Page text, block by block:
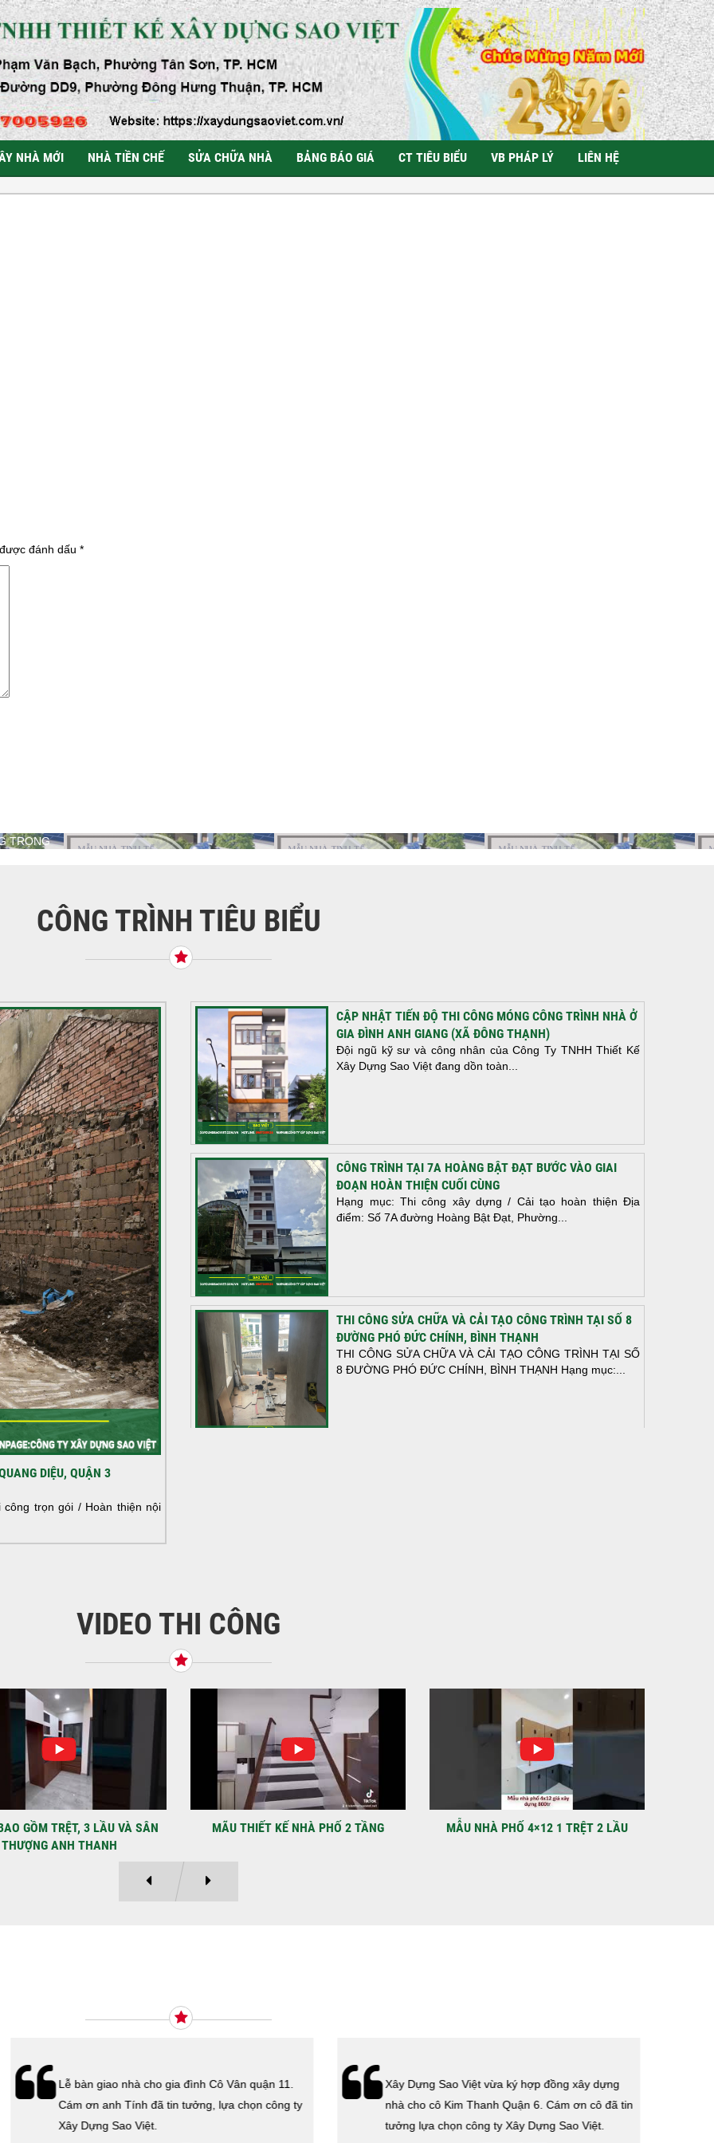
NHÀ MỚI NHÀ TIỀN CHẾ SỬA CHỮA NHÀ BẢNG BÁO GIÁ CT TIÊU BIỂU VB PHÁP LÝ LIÊN HỆ
đánh dấu *
TRỌNG
CÔNG TRÌNH TIÊU BIỂU
DIỆU, QUẬN 3
trọn gói / Hoàn thiện nội
CẬP NHẬT TIẾN ĐỘ THI CÔNG MÓNG CÔNG TRÌNH NHÀ Ở
GIA ĐÌNH ANH GIANG (XÃ ĐÔNG THẠNH)
Đội ngũ kỹ sư và công nhân của Công Ty TNHH Thiết Kế
Xây Dựng Sao Việt đang dồn toàn...
CÔNG TRÌNH TẠI 7A HOÀNG BẬT ĐẠT BƯỚC VÀO GIAI
ĐOẠN HOÀN THIỆN CUỐI CÙNG
Hạng mục: Thi công xây dựng / Cải tạo hoàn thiện Địa
điểm: Số 7A đường Hoàng Bật Đạt, Phường...
THI CÔNG SỬA CHỮA VÀ CẢI TẠO CÔNG TRÌNH TẠI SỐ 8
ĐƯỜNG PHÓ ĐỨC CHÍNH, BÌNH THẠNH
THI CÔNG SỬA CHỮA VÀ CẢI TẠO CÔNG TRÌNH TẠI SỐ
8 ĐƯỜNG PHÓ ĐỨC CHÍNH, BÌNH THẠNH Hạng mục:...
NHẬN CHÌA KHÓA – TRAO TỔ ẤM MỚI TẠI PHƯỜNG AN
LẠC
Địa điểm: Đường Lâm Hoành, phường An LạcGia chủ: Anh
Kỳ Xây Dựng Sao Việt chính thức hoàn tất và...
VIDEO THI CÔNG
KẾ NHÀ PHỐ 2 TẦNG MẪU NHÀ PHỐ 4×12 1 TRỆT 2 LẦU
MẪU THIẾT KẾ VILA QUẬN 12 NHÀ ANH
Xây Dựng Sao Việt vừa ký hợp đồng xây dựng
nhà cho cô Kim Thanh Quận 6. Cám ơn cô đã tin
tưởng lựa chọn công ty Xây Dựng Sao Việt.
Lễ bàn giao nhà cho gia đình anh Tính quận 3.
Cám ơn anh Tính đã tin tưởng, lựa chọn công ty
Xây Dựng Sao Việt.